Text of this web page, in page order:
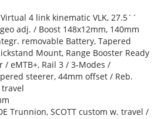
4 link kinematic VLK, 27.5´´
adj. / Boost 148x12mm, 140mm
removable Battery, Tapered
Mount, Range Booster Ready
/ eMTB+, Rail 3 / 3-Modes /
steerer, 44mm offset / Reb.
Trunnion, SCOTT custom w. travel /